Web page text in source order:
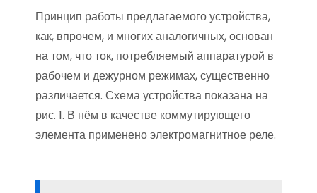
Принцип работы предлагаемого устройства,
как, впрочем, и многих аналогичных, основан
на том, что ток, потребляемый аппаратурой в
рабочем и дежурном режимах, существенно
различается. Схема устройства показана на
рис. 1. В нём в качестве коммутирующего
элемента применено электромагнитное реле.